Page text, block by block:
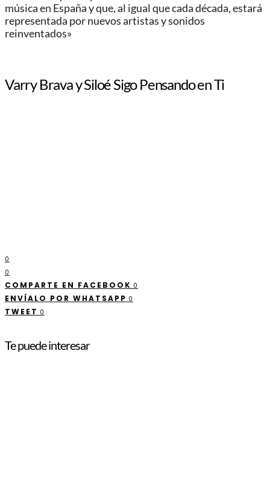
música en España y que, al igual que cada década, estará
representada por nuevos artistas y sonidos
reinventados»
Varry Brava y Siloé Sigo Pensando en Ti
0
0
COMPARTE EN FACEBOOK 0
ENVÍALO POR WHATSAPP 0
TWEET 0
Te puede interesar